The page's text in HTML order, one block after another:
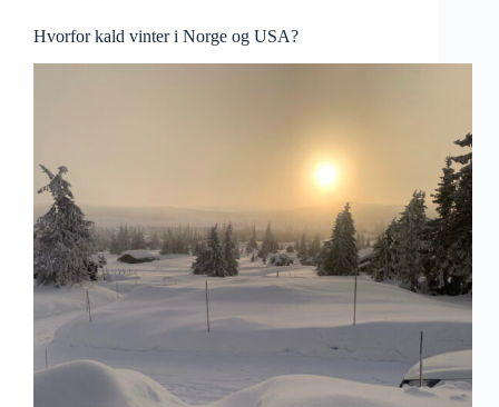
Hvorfor kald vinter i Norge og USA?